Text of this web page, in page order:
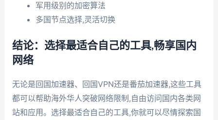
军用级别的加密算法
多国节点选择,灵活切换
结论：选择最适合自己的工具,畅享国内
网络
无论是回国加速器、回国VPN还是番茄加速器,这些工具
都可以帮助海外华人突破网络限制,自由访问国内各类网
站和应用。选择最适合自己的工具,你就可以尽情探索国